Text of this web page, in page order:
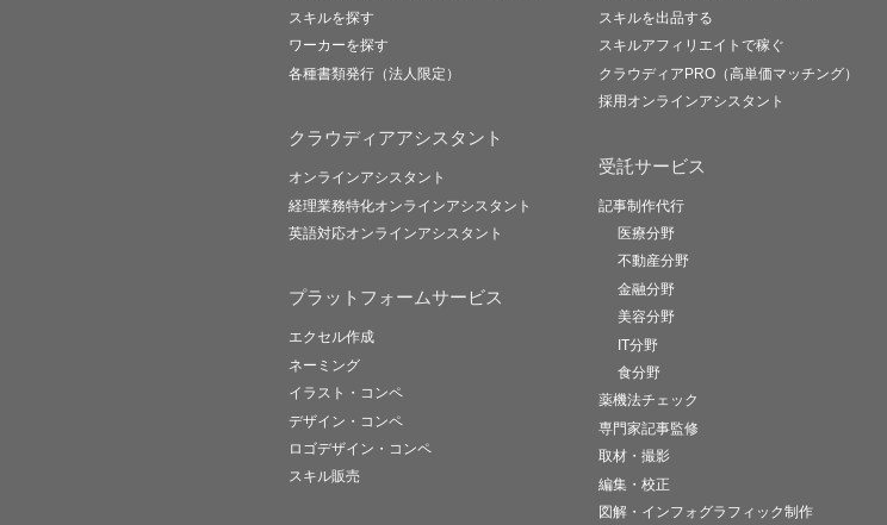
スキルを探す
ワーカーを探す
各種書類発行（法人限定）
クラウディアアシスタント
オンラインアシスタント
経理業務特化オンラインアシスタント
英語対応オンラインアシスタント
プラットフォームサービス
エクセル作成
ネーミング
イラスト・コンペ
デザイン・コンペ
ロゴデザイン・コンペ
スキル販売
スキルを出品する
スキルアフィリエイトで稼ぐ
クラウディアPRO（高単価マッチング）
採用オンラインアシスタント
受託サービス
記事制作代行
医療分野
不動産分野
金融分野
美容分野
IT分野
食分野
薬機法チェック
専門家記事監修
取材・撮影
編集・校正
図解・インフォグラフィック制作